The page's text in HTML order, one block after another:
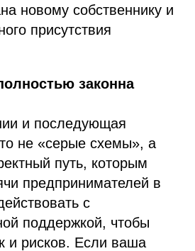
новому собственнику и
присутствия
законна
и последующая
не «серые схемы», а
путь, которым
предпринимателей в
с
поддержкой, чтобы
и рисков. Если ваша